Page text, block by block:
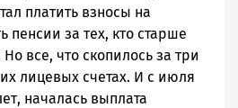
платить взносы на
пенсии за тех, кто старше
все, что скопилось за три
лицевых счетах. И с июля
началась выплата